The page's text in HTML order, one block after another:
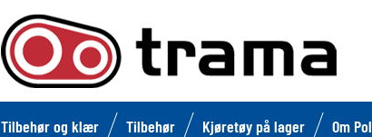
Tilbehør og klær Tilbehør Kjøretøy på lager Om